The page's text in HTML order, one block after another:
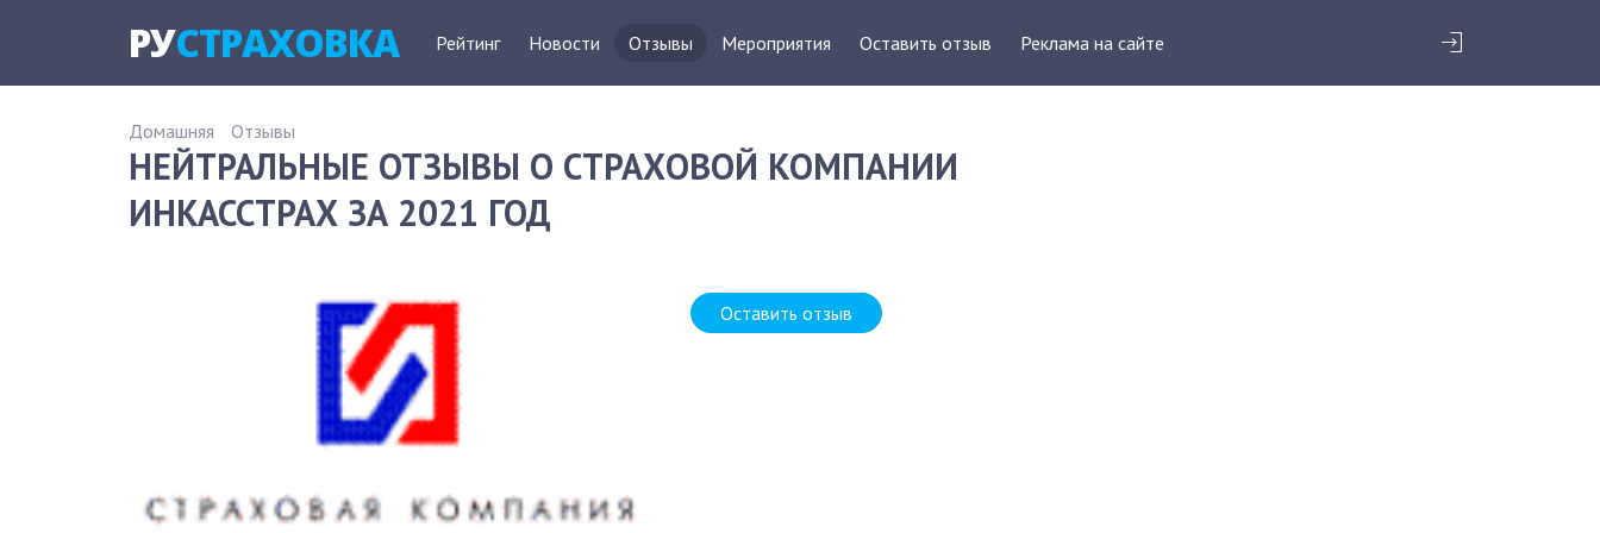
РУСТРАХОВКА Рейтинг Новости Отзывы Мероприятия Оставить отзыв Реклама на сайте
Домашняя Отзывы
НЕЙТРАЛЬНЫЕ ОТЗЫВЫ О СТРАХОВОЙ КОМПАНИИ
ИНКАССТРАХ ЗА 2021 ГОД
Оставить отзыв